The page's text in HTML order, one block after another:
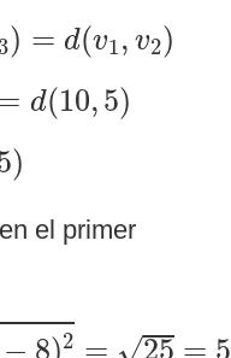
) = d(v1, v2)
) v1
d(10,5)
10, 5)
)
)
el primer
2 √
−8)2=